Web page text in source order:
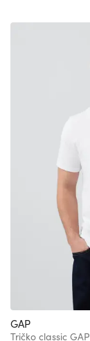
GAP
Tričko classic GAP